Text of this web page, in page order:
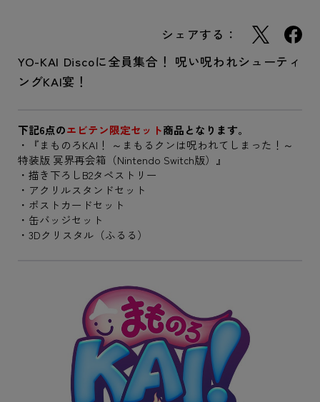
シェアする：
YO-KAI Discoに全員集合！ 呪い呪われシューティ
ングKAI宴！
下記6点のエビテン限定セット商品となります。
・『まものろKAI！ ～まもるクンは呪われてしまった！～
特装版 冥界再会箱（Nintendo Switch版）』
・描き下ろしB2タペストリー
・アクリルスタンドセット
・ポストカードセット
・缶バッジセット
・3Dクリスタル（ふるる）